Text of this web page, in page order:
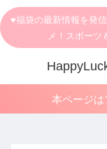
♥福袋の最新情報を発
メ！スポーツ
本ページ